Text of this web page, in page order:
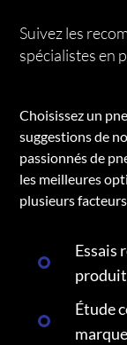
Suivez les
spécialistes en
Choisissez un
suggestions de
passionnés de
les meilleures
plusieurs
Essais
Étude